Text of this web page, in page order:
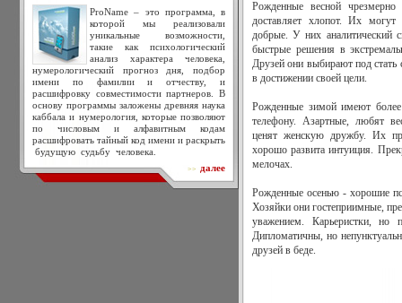
ProName – это программа, в
которой мы реализовали
уникальные возможности,
такие как психологический
анализ характера человека,
нумерологический прогноз дня, подбор
имени по фамилии и отчеству, и
расшифровку совместимости партнеров. В
основу программы заложены древняя наука
каббала и нумерология, которые позволяют
по числовым и алфавитным кодам
расшифровать тайный код имени и раскрыть
будущую судьбу человека.
>> далее
Рожденные весной
доставляет хлопот. Их
добрые. У них аналитический
быстрые решения в
Друзей они выбирают под стать
в достижении своей цели.
Рожденные зимой имеют
телефону. Азартные, любят
ценят женскую дружбу. Их
хорошо развита интуиция.
мелочах.
Рожденные осенью - хорошие
Хозяйки они гостеприимные,
уважением. Карьеристки, но
Дипломатичны, но
друзей в беде.